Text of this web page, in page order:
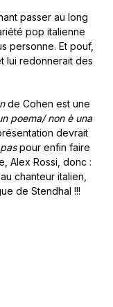
passer au long
pop italienne
personne. Et pouf,
lui redonnerait des
de Cohen est une
poema/ non è una
devrait
paspour enfin faire
Alex Rossi, donc :
chanteur italien,
de Stendhal !!!